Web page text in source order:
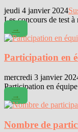
jeudi 4 janvier 2024
Les concours de test
→
Participation en
mercredi 3 janvier
Participation en
→
Nombre de